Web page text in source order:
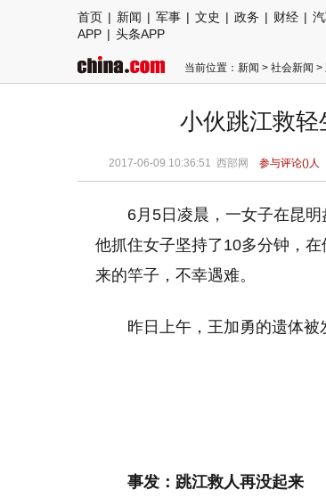
首页 | 新闻 | 军事 | 文史 | 政务 | 财经 |
APP | 头条APP
当前位置： 新闻 > 社会新闻 >
小伙跳江救
2017-06-09 10:36:51 西部网 参与评论()人
6月5日凌晨，一女子在昆
他抓住女子坚持了10多分钟，
来的竿子，不幸遇难。
昨日上午，王加勇的遗体
事发：跳江救人再没起来